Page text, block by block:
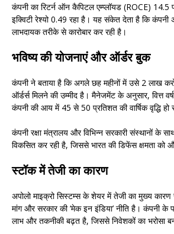
कंपनी का रिटर्न ऑन कैपिटल एम्प्लॉयड (ROCE)
इक्विटी रेश्यो 0.49 रहा है। यह संकेत देता है कि
लाभदायक तरीके से कारोबार कर रही है।
भविष्य की योजनाएं और ऑर्डर बुक
कंपनी ने बताया है कि अगले छह महीनों में उसे 2 लाख
ऑर्डर्स मिलने की उम्मीद है। मैनेजमेंट के अनुसार, वित्त
कंपनी की आय में 45 से 50 प्रतिशत की वार्षिक वृद्धि
कंपनी रक्षा मंत्रालय और विभिन्न सरकारी संस्थानों के
विकसित कर रही है, जिससे भारत की डिफेंस क्षमता को
स्टॉक में तेजी का कारण
अपोलो माइक्रो सिस्टम्स के शेयर में तेजी का मुख्य कारण
मांग और सरकार की ‘मेक इन इंडिया’ नीति है। कंपनी
लाभ और तकनीकी बढ़त है, जिससे निवेशकों का भरोसा